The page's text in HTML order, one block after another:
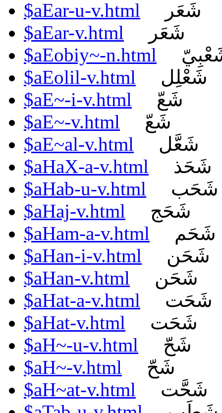
$aEar-u-v.html
شَعَر
$aEar-v.html
شَعَر
$aEobiy~-n.html
$aEolil-v.html
شَعْلِل
$aE~-i-v.html
شَعّ
$aE~-v.html
شَعّ
$aE~al-v.html
شَعَّل
$aHaX-a-v.html
شَحَذ
$aHab-u-v.html
شَحَب
$aHaj-v.html
شَحَج
$aHam-a-v.html
شَحَم
$aHan-i-v.html
شَحَن
$aHan-v.html
شَحَن
$aHat-a-v.html
شَحَت
$aHat-v.html
شَحَت
$aH~-u-v.html
شَحّ
$aH~-v.html
شَحّ
$aH~at-v.html
شَحَّت